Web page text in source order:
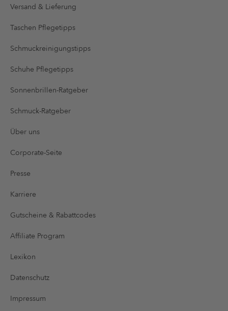
Versand & Lieferung
Taschen Pflegetipps
Schmuckreinigungstipps
Schuhe Pflegetipps
Sonnenbrillen-Ratgeber
Schmuck-Ratgeber
Über uns
Corporate-Seite
Presse
Karriere
Gutscheine & Rabattcodes
Affiliate Program
Lexikon
Datenschutz
Impressum